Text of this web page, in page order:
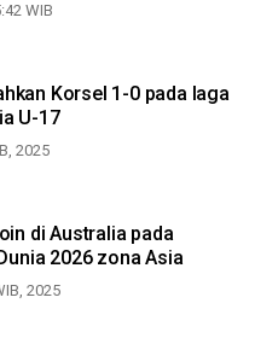
WIB
Korsel 1-0 pada laga
U-17
2025
di Australia pada
2026 zona Asia
2025